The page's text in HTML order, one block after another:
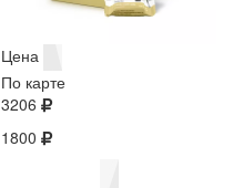
Цена
По карте
3206
1800